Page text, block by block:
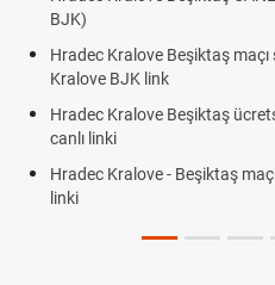
BJK)
Hradec Kralove Beşiktaş
Kralove BJK link
Hradec Kralove Beşiktaş
canlı linki
Hradec Kralove - Beşiktaş
linki